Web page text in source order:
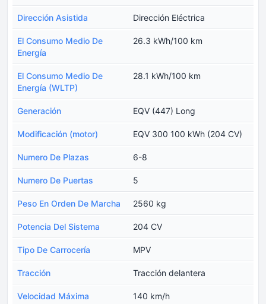
Dirección Asistida Dirección Eléctrica
El Consumo Medio De
Energía
26.3 kWh/100 km
El Consumo Medio De
Energía (WLTP)
28.1 kWh/100 km
Generación EQV (447) Long
Modificación (motor) EQV 300 100 kWh (204 CV)
Numero De Plazas 6-8
Numero De Puertas 5
Peso En Orden De Marcha 2560 kg
Potencia Del Sistema 204 CV
Tipo De Carrocería MPV
Tracción Tracción delantera
Velocidad Máxima 140 km/h